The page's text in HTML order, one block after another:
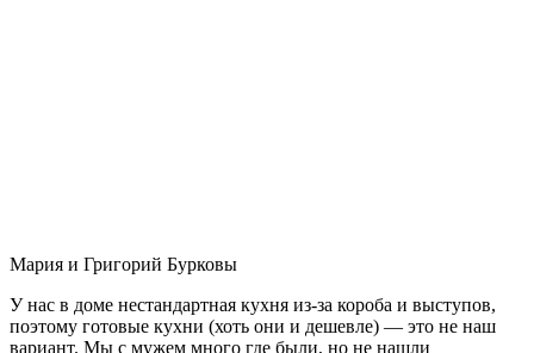
Мария и Григорий Бурковы
У нас в доме нестандартная кухня из-за короба и выступов,
поэтому готовые кухни (хоть они и дешевле) — это не наш
вариант. Мы с мужем много где были, но не нашли